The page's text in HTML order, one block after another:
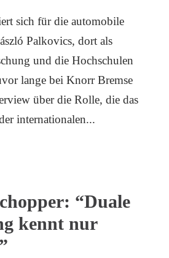
sich für die automobile
Palkovics, dort als
und die Hochschulen
lange bei Knorr Bremse
über die Rolle, die das
internationalen...
“Duale
kennt nur